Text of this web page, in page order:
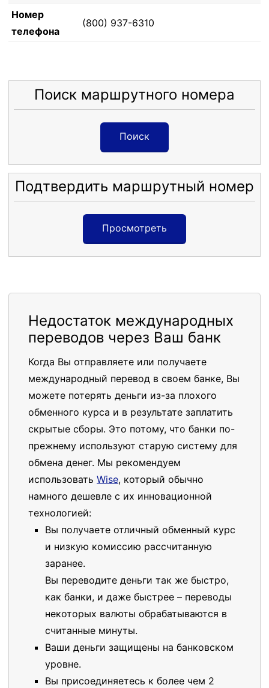
Номер
телефона
(800) 937-6310
Поиск маршрутного номера
Поиск
Подтвердить маршрутный номер
Просмотреть
Недостаток международных
переводов через Ваш банк
Когда Вы отправляете или получаете
международный перевод в своем банке, Вы
можете потерять деньги из-за плохого
обменного курса и в результате заплатить
скрытые сборы. Это потому, что банки по-
прежнему используют старую систему для
обмена денег. Мы рекомендуем
использовать Wise, который обычно
намного дешевле с их инновационной
технологией:
Вы получаете отличный обменный курс
и низкую комиссию рассчитанную
заранее.
Вы переводите деньги так же быстро,
как банки, и даже быстрее – переводы
некоторых валюты обрабатываются в
считанные минуты.
Ваши деньги защищены на банковском
уровне.
Вы присоединяетесь к более чем 2